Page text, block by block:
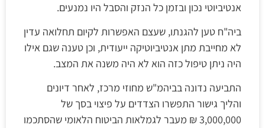
אנטיביוטי נכון ובזמן כל הנזק והסבל היו נמנעים.
ביה"ח טען להגנתו, שעצם האפשרות לקיום תחלואה עדין
לא מחייבת מתן אנטיביוטיקה ייעודית, וכן טענה שגם אילו
היה ניתן טיפול כזה הוא לא היה משנה את המצב.
התביעה נדונה בביהמ"ש מחוזי מרכז, לאחר דיונים
והליך גישור התפשרו הצדדים על פיצוי בסך של
3,000,000 ₪ מעבר לגמלאות הביטוח הלאומי שהסתכמו